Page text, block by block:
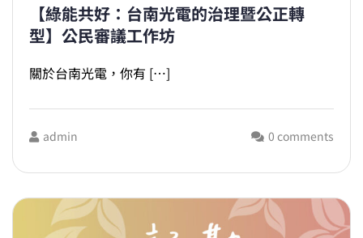
【綠能共好：台南光電的治理暨公正轉
型】公民審議工作坊
關於台南光電，你有 […]
admin 0 comments